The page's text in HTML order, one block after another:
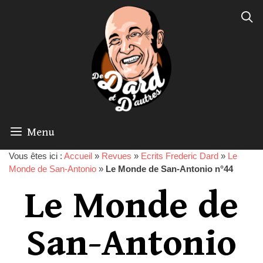
Menu
Vous êtes ici : Accueil » Revues » Ecrits Frederic Dard » Le
Monde de San-Antonio » Le Monde de San-Antonio n°44
Le Monde de
San-Antonio